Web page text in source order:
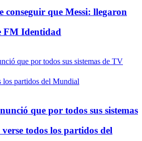
conseguir que Messi: llegaron
FM Identidad
que por todos sus sistemas
todos los partidos del